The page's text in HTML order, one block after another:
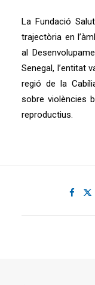
La Fundació
trajectòria en
al
Senegal, l’entitat
regió de la
sobre violències
reproductius.